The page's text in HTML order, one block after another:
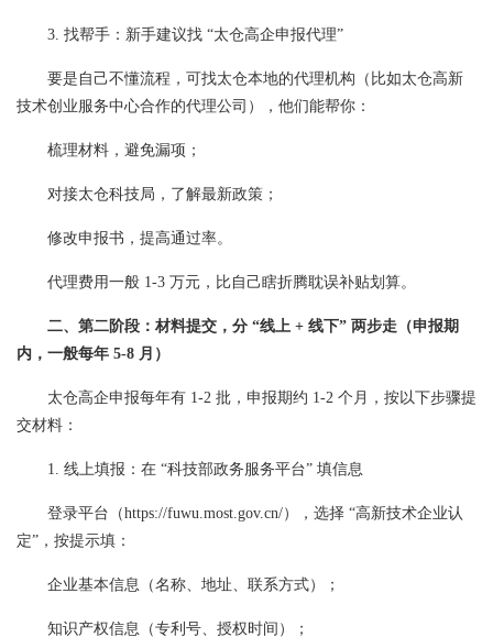
3. 找帮手：新手建议找 “太仓高企申报代理”
要是自己不懂流程，可找太仓本地的代理机构（比如太仓高新
技术创业服务中心合作的代理公司），他们能帮你：
梳理材料，避免漏项；
对接太仓科技局，了解最新政策；
修改申报书，提高通过率。
代理费用一般 1-3 万元，比自己瞎折腾耽误补贴划算。
二、第二阶段：材料提交，分 “线上 + 线下” 两步走（申报期
内，一般每年 5-8 月）
太仓高企申报每年有 1-2 批，申报期约 1-2 个月，按以下步骤提
交材料：
1. 线上填报：在 “科技部政务服务平台” 填信息
登录平台（https://fuwu.most.gov.cn/），选择 “高新技术企业认
定”，按提示填：
企业基本信息（名称、地址、联系方式）；
知识产权信息（专利号、授权时间）；